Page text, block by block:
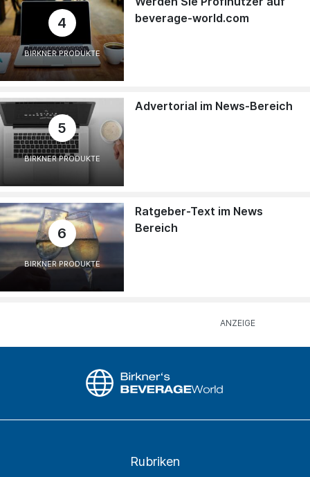
4
BIRKNER PRODUKTE
beverage-world.com
5
BIRKNER PRODUKTE
Advertorial im News-Bereich
6
BIRKNER PRODUKTE
Ratgeber-Text im News
Bereich
Rubriken